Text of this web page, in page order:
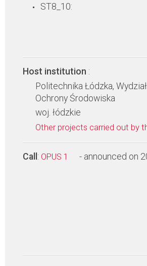
ST8_10:
Host institution :
Politechnika Łódzka,
Ochrony Środowiska
woj. łódzkie
Other projects carried out by
Call : OPUS 1 - announced on